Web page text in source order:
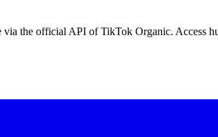
the official API of TikTok Organic. Access